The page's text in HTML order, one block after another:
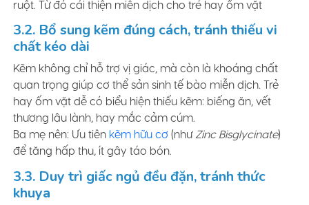
ruột. Từ đó cải thiện miễn dịch cho trẻ hay ốm vặt
3.2. Bổ sung kẽm đúng cách, tránh thiếu vi
chất kéo dài
Kẽm không chỉ hỗ trợ vị giác, mà còn là khoáng chất
quan trọng giúp cơ thể sản sinh tế bào miễn dịch. Trẻ
hay ốm vặt dễ có biểu hiện thiếu kẽm: biếng ăn, vết
thương lâu lành, hay mắc cảm cúm.
Ba mẹ nên: Ưu tiên kẽm hữu cơ (nhưZinc Bisglycinate)
để tăng hấp thu, ít gây táo bón.
3.3. Duy trì giấc ngủ đều đặn, tránh thức
khuya